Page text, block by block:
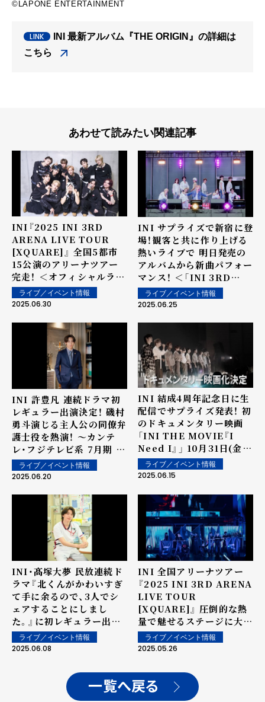
©LAPONE ENTERTAINMENT
INI 最新アルバム『THE ORIGIN』の詳細は
こちら
あわせて読みたい関連記事
INI『2025 INI 3RD
ARENA LIVE TOUR
[XQUARE]』 全国5都市
15公演のアリーナツアー
完走！ ＜オフィシャルライ
ブレポート＞
ライブ／イベント情報
2025.06.30
INI サプライズで新宿に登
場！観客と共に作り上げる
熱いライブで 明日発売の
アルバムから新曲パフォー
マンス！ ＜「INI 3RD
ALBUM"THE
ORIGIN"発売記念シーク
ライブ／イベント情報
2025.06.25
INI 許豊凡 連続ドラマ初
レギュラー出演決定！ 磯村
勇斗演じる主人公の同僚弁
護士役を熱演！ ～カンテ
レ・フジテレビ系 7月期 月
曜22時 連続ドラマ 『僕達
はまだその星の校則を知ら
ライブ／イベント情報
2025.06.20
INI 結成4周年記念日に生
配信でサプライズ発表！ 初
のドキュメンタリー映画
「INI THE MOVIE『I
Need I』」 10月31日(金)
より全国公開決定！
ライブ／イベント情報
2025.06.15
INI・髙塚大夢 民放連続ド
ラマ『北くんがかわいすぎ
て手に余るので、3人でシ
ェアすることにしまし
た。』に初レギュラー出演
決定！ 本田翼演じる主人公
の後輩看護師役に挑戦！
ライブ／イベント情報
2025.06.08
INI 全国アリーナツアー
『2025 INI 3RD ARENA
LIVE TOUR
[XQUARE]』 圧倒的な熱
量で魅せるステージに大熱
狂！ 初のバンテリンドーム
ナゴヤ公演のサプライズ発
ブレポート＞
ライブ／イベント情報
2025.05.26
一覧へ戻る